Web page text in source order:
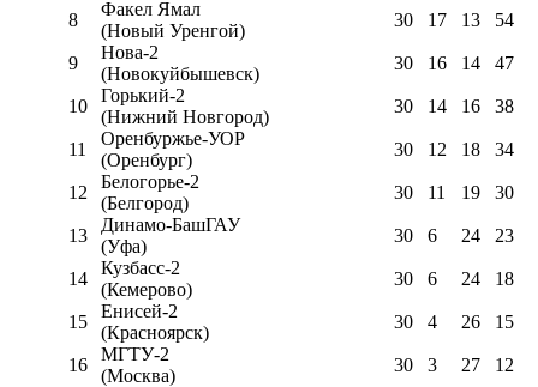
8
Факел Ямал
(Новый Уренгой)
30 17 13 54
9
Нова-2
(Новокуйбышевск)
30 16 14 47
10
Горький-2
(Нижний Новгород)
30 14 16 38
11
Оренбуржье-УОР
(Оренбург)
30 12 18 34
12
Белогорье-2
(Белгород)
30 11 19 30
13
Динамо-БашГАУ
(Уфа)
30 6 24 23
14
Кузбасс-2
(Кемерово)
30 6 24 18
15
Енисей-2
(Красноярск)
30 4 26 15
16
МГТУ-2
(Москва)
30 3 27 12